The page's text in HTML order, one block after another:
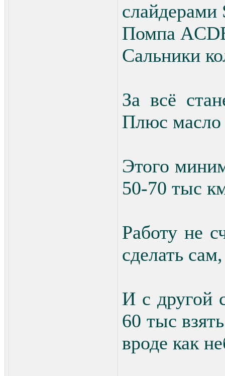
Помпа
Сальники
За всё
Плюс масло
Этого
50-70 тыс
Работу не
сделать
И с другой
60 тыс
вроде как